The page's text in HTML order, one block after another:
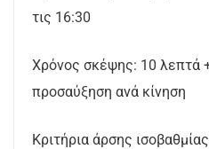
τις 16:30
Χρόνος σκέψης: 10 λεπτά
προσαύξηση ανά κίνηση
Κριτήρια άρσης